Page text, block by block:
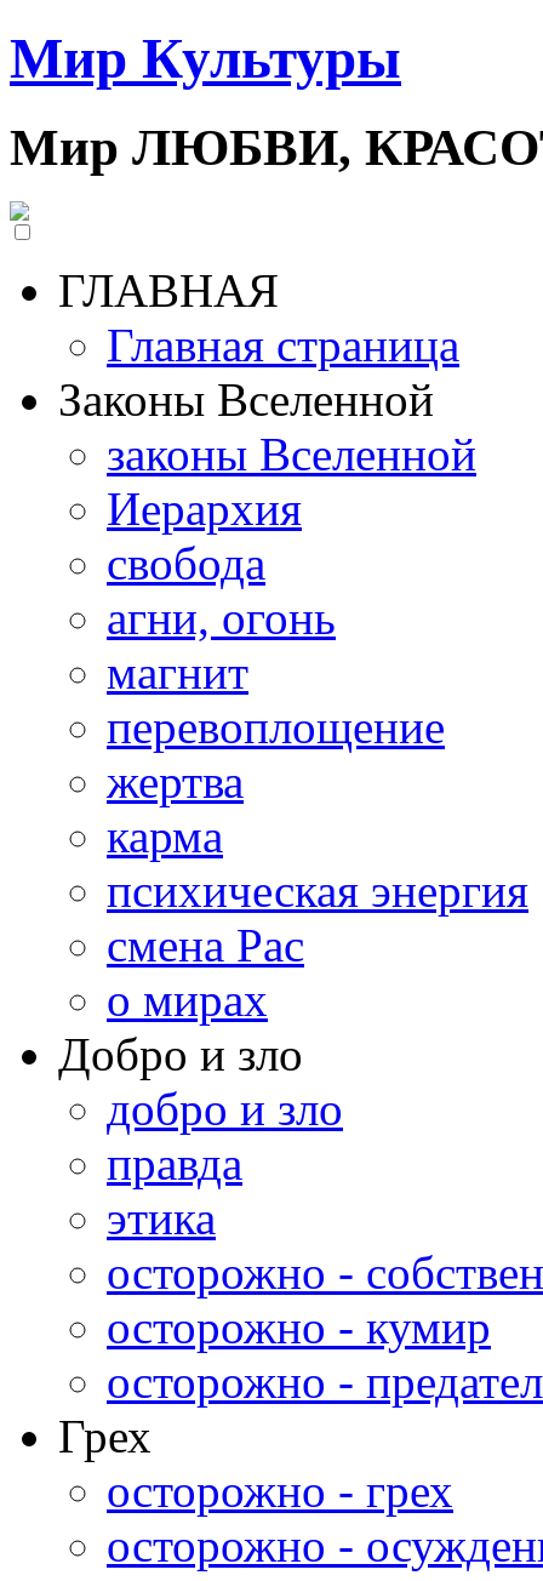
Мир Культуры
Мир ЛЮБВИ,
ГЛАВНАЯ
Главная страница
Законы Вселенной
законы Вселенной
Иерархия
свобода
агни, огонь
магнит
перевоплощение
жертва
карма
психическая энергия
смена Рас
о мирах
Добро и зло
добро и зло
правда
этика
осторожно -
осторожно - кумир
осторожно -
Грех
осторожно - грех
осторожно -